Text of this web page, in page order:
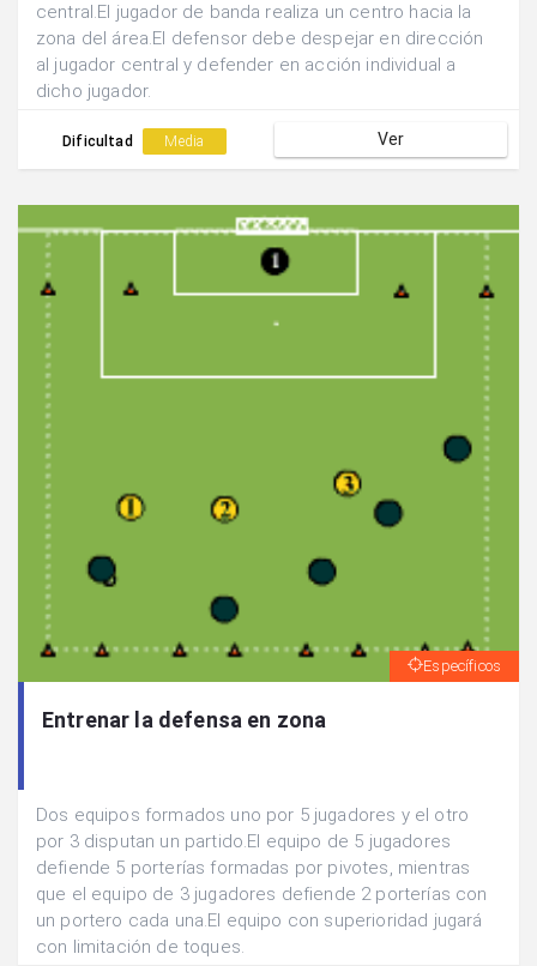
central.El jugador de banda realiza un centro hacia la
zona del área.El defensor debe despejar en dirección
al jugador central y defender en acción individual a
dicho jugador.
Dificultad Media Ver
Específicos
Entrenar la defensa en zona
Dos equipos formados uno por 5 jugadores y el otro
por 3 disputan un partido.El equipo de 5 jugadores
defiende 5 porterías formadas por pivotes, mientras
que el equipo de 3 jugadores defiende 2 porterías con
un portero cada una.El equipo con superioridad jugará
con limitación de toques.